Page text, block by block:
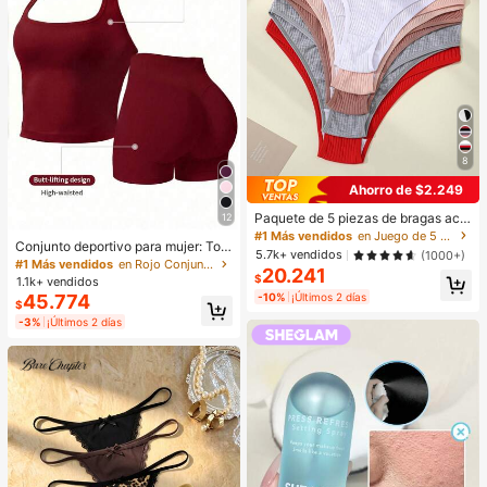
12
Conjunto deportivo para mujer: Top
sin mangas + Shorts, versátil para u
so diario, ajuste ceñido, diseño leva
ntador, ligero & transpirable, athleis
ure, apto para yoga
#1 Más vendidos
en Rojo Conjuntos deportivos para mujer
1.1k+ vendidos
$45.774
-3% ¡Últimos 2 días
8
Ahorro de $2.249
Paquete de 5 piezas de bragas aca
naladas para mujer, de alta elasticid
ad, unicolor con diseño de letras, ci
ntura baja, para uso diario
#1 Más vendidos
en Juego de 5 piezas Calzoncillos de mujer
5.7k+ vendidos
(1000+)
$20.241
-10% ¡Últimos 2 días